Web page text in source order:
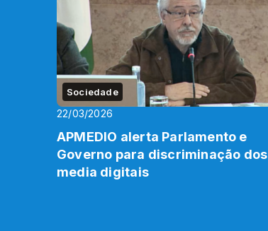
Sociedade
22/03/2026
APMEDIO alerta Parlamento e
Governo para discriminação dos
media digitais